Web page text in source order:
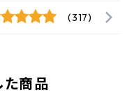
(317)
た商品